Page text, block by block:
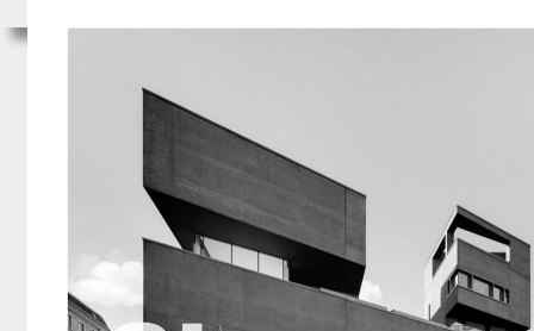
СЕРВИСИ
БИБЛИОТЕКА
НАСТАНИ
ПРЕДАВАЊА
РАБОТИЛНИЦИ